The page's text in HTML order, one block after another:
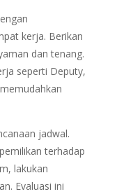
kerja. Berikan
dan tenang.
seperti Deputy,
jadwal.
terhadap
lakukan
Evaluasi ini